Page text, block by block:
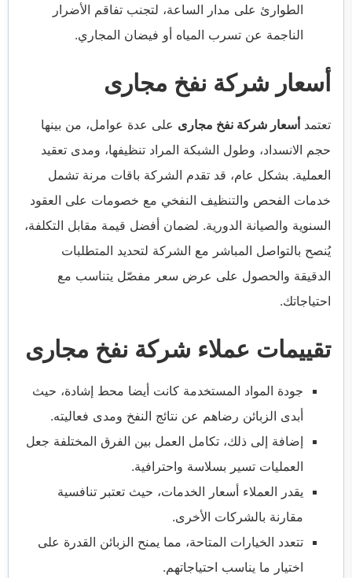
الطوارئ على مدار الساعة، لتجنب تفاقم الأضرار
الناجمة عن تسرب المياه أو فيضان المجاري.
أسعار شركة نفخ مجارى
تعتمدأسعار شركة نفخ مجارى على عدة عوامل، من بينها
حجم الانسداد، وطول الشبكة المراد تنظيفها، ومدى تعقيد
العملية. بشكل عام، قد تقدم الشركة باقات مرنة تشمل
خدمات الفحص والتنظيف النفخي مع خصومات على العقود
السنوية والصيانة الدورية. لضمان أفضل قيمة مقابل التكلفة،
يُنصح بالتواصل المباشر مع الشركة لتحديد المتطلبات
الدقيقة والحصول على عرض سعر مفصّل يتناسب مع
احتياجاتك.
تقييمات عملاء شركة نفخ مجارى
جودة المواد المستخدمة كانت أيضا محط إشادة، حيث
أبدى الزبائن رضاهم عن نتائج النفخ ومدى فعاليته.
إضافة إلى ذلك، تكامل العمل بين الفرق المختلفة جعل
العمليات تسير بسلاسة واحترافية.
يقدر العملاء أسعار الخدمات، حيث تعتبر تنافسية
مقارنة بالشركات الأخرى.
تتعدد الخيارات المتاحة، مما يمنح الزبائن القدرة على
اختيار ما يناسب احتياجاتهم.